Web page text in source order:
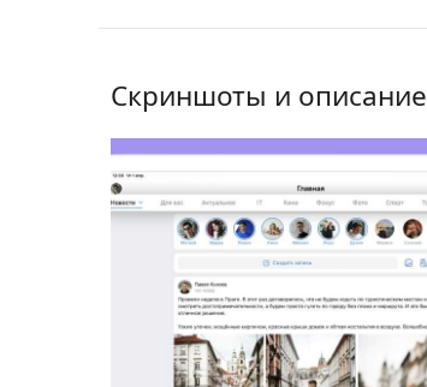
Скриншоты и описание